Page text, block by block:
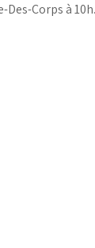
Corps à 10h.